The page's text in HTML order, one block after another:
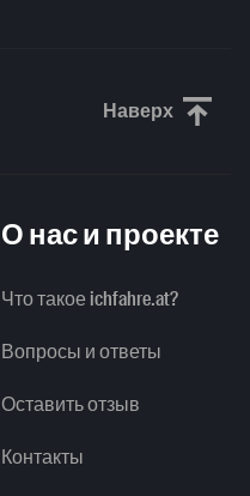
Наверх
О нас и проекте
Что такое ichfahre.at?
Вопросы и ответы
Оставить отзыв
Контакты